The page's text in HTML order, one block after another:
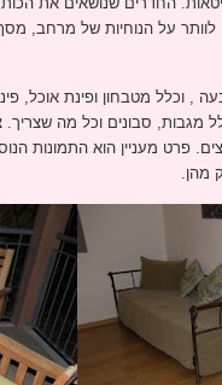
על הנוחיות של מרחב, מסך
, וכלל מטבחון ופינת אוכל,
מגבות, סבונים וכל מה
מעניין הוא התמונות
מהן.